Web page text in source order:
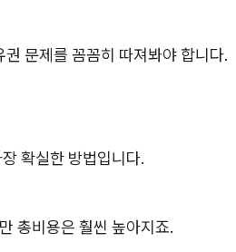
문제를 꼼꼼히 따져봐야 합니다.
확실한 방법입니다.
총비용은 훨씬 높아지죠.